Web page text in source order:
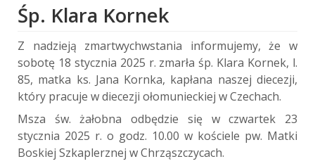
Śp. Klara Kornek
Z nadzieją zmartwychwstania informujemy, że w
sobotę 18 stycznia 2025 r. zmarła śp. Klara Kornek, l.
85, matka ks. Jana Kornka, kapłana naszej diecezji,
który pracuje w diecezji ołomunieckiej w Czechach.
Msza św. żałobna odbędzie się w czwartek 23
stycznia 2025 r. o godz. 10.00 w kościele pw. Matki
Boskiej Szkaplerznej w Chrząszczycach.